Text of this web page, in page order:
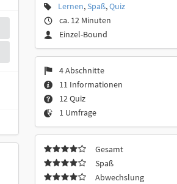
Lernen,Spaß,Quiz
ca. 12 Minuten
Einzel-Bound
4 Abschnitte
11 Informationen
12 Quiz
1 Umfrage
Gesamt
Spaß
Abwechslung